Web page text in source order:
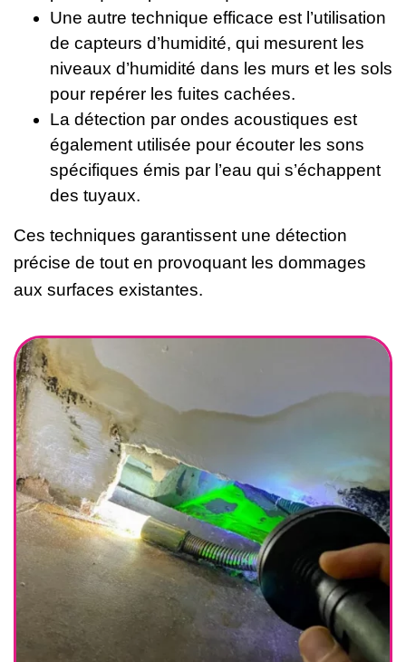
Une autre technique efficace est l’utilisation
de capteurs d’humidité, qui mesurent les
niveaux d’humidité dans les murs et les sols
pour repérer les fuites cachées.
La détection par ondes acoustiques est
également utilisée pour écouter les sons
spécifiques émis par l’eau qui s’échappent
des tuyaux.
Ces techniques garantissent une détection
précise de tout en provoquant les dommages
aux surfaces existantes.